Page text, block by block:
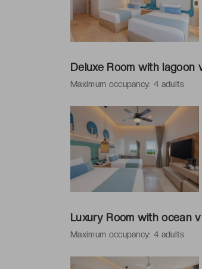
Deluxe Room with lagoon
Maximum occupancy: 4 adults
Luxury Room with ocean
Maximum occupancy: 4 adults